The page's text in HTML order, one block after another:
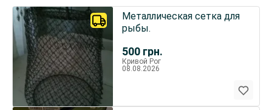
500 грн.
Металлическая сетка для
рыбы.
Кривой Рог
08.08.2026